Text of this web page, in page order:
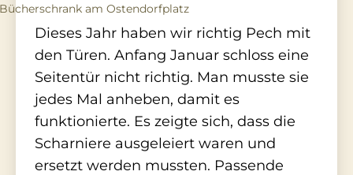
Bücherschrank am Ostendorfplatz
Dieses Jahr haben wir richtig Pech mit
den Türen. Anfang Januar schloss eine
Seitentür nicht richtig. Man musste sie
jedes Mal anheben, damit es
funktionierte. Es zeigte sich, dass die
Scharniere ausgeleiert waren und
ersetzt werden mussten. Passende